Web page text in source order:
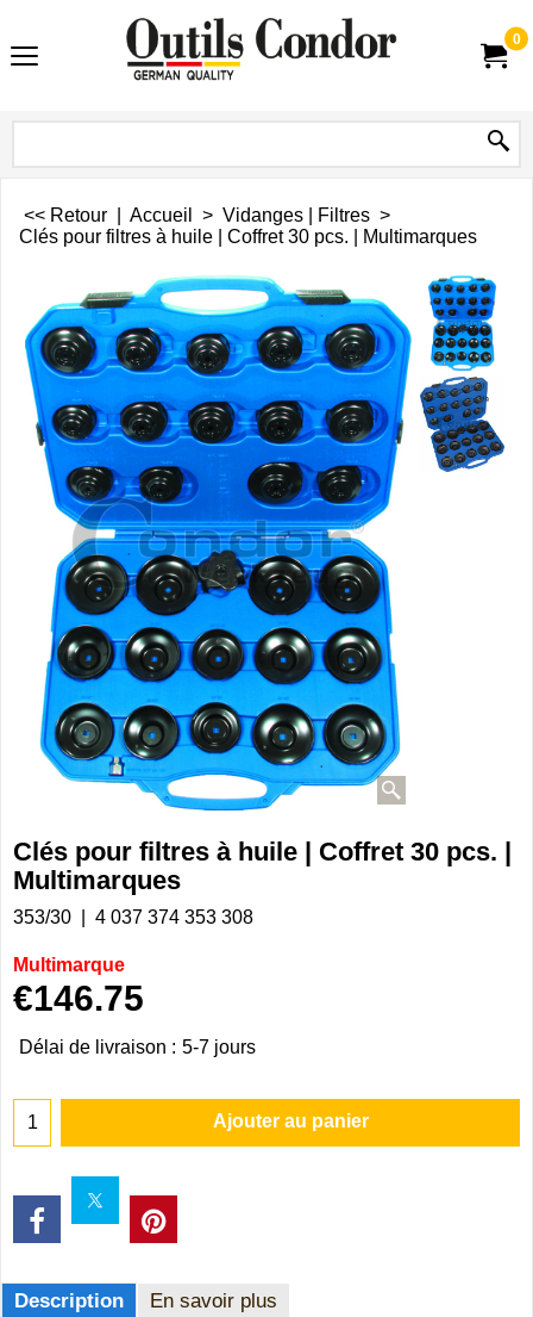
0
<< Retour Accueil > Vidanges | Filtres >
Clés pour filtres à huile | Coffret 30 pcs. | Multimarques
Clés pour filtres à huile | Coffret 30 pcs. |
Multimarques
353/30 4 037 374 353 308
Multimarque
€146.75
Délai de livraison : 5-7 jours
Ajouter au panier
Description En savoir plus